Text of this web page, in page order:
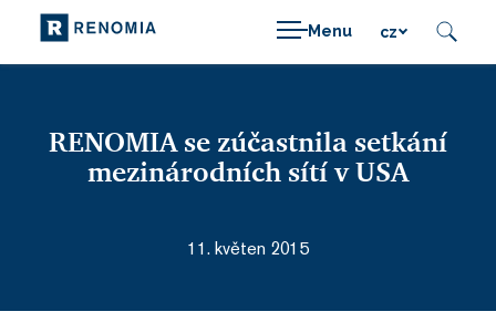
Menu cz
RENOMIA se zúčastnila setkání
mezinárodních sítí v USA
11. květen 2015